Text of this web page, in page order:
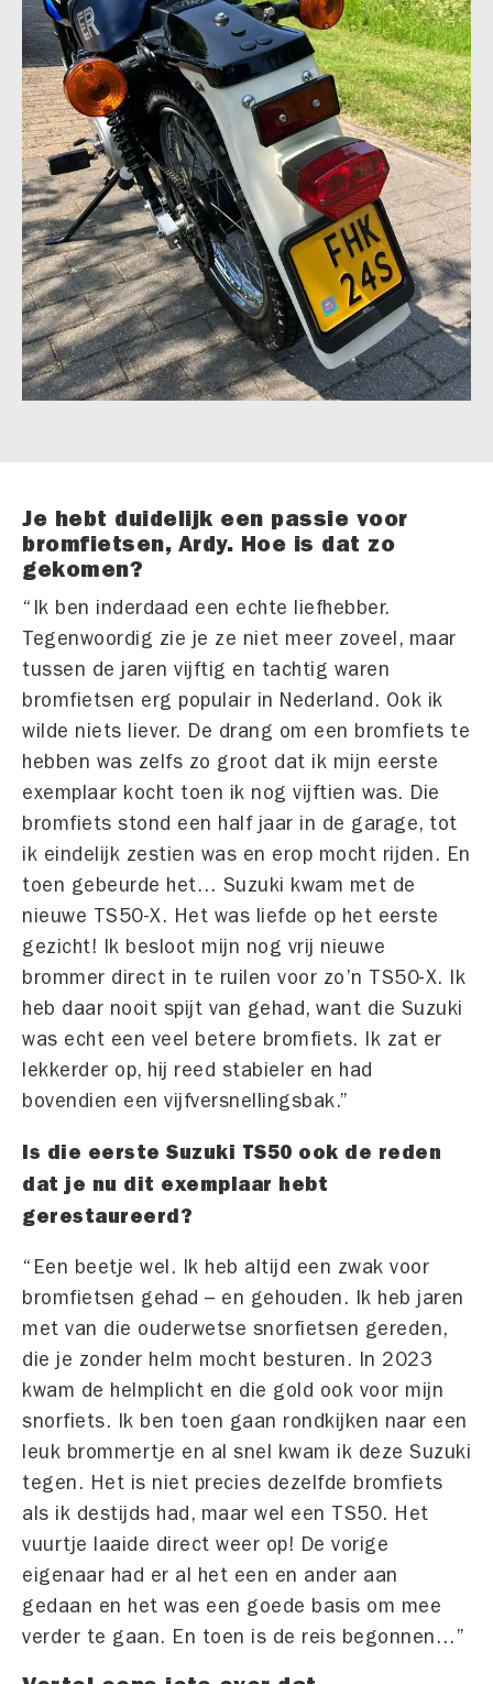
Je hebt duidelijk een passie voor
bromfietsen, Ardy. Hoe is dat zo
gekomen?
“Ik ben inderdaad een echte liefhebber.
Tegenwoordig zie je ze niet meer zoveel, maar
tussen de jaren vijftig en tachtig waren
bromfietsen erg populair in Nederland. Ook ik
wilde niets liever. De drang om een bromfiets te
hebben was zelfs zo groot dat ik mijn eerste
exemplaar kocht toen ik nog vijftien was. Die
bromfiets stond een half jaar in de garage, tot
ik eindelijk zestien was en erop mocht rijden. En
toen gebeurde het… Suzuki kwam met de
nieuwe TS50-X. Het was liefde op het eerste
gezicht! Ik besloot mijn nog vrij nieuwe
brommer direct in te ruilen voor zo’n TS50-X. Ik
heb daar nooit spijt van gehad, want die Suzuki
was echt een veel betere bromfiets. Ik zat er
lekkerder op, hij reed stabieler en had
bovendien een vijfversnellingsbak.”
Is die eerste Suzuki TS50 ook de reden
dat je nu dit exemplaar hebt
gerestaureerd?
“Een beetje wel. Ik heb altijd een zwak voor
bromfietsen gehad – en gehouden. Ik heb jaren
met van die ouderwetse snorfietsen gereden,
die je zonder helm mocht besturen. In 2023
kwam de helmplicht en die gold ook voor mijn
snorfiets. Ik ben toen gaan rondkijken naar een
leuk brommertje en al snel kwam ik deze Suzuki
tegen. Het is niet precies dezelfde bromfiets
als ik destijds had, maar wel een TS50. Het
vuurtje laaide direct weer op! De vorige
eigenaar had er al het een en ander aan
gedaan en het was een goede basis om mee
verder te gaan. En toen is de reis begonnen…”